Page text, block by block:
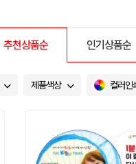
추천상품순 인기상품순
제품색상 컬러인